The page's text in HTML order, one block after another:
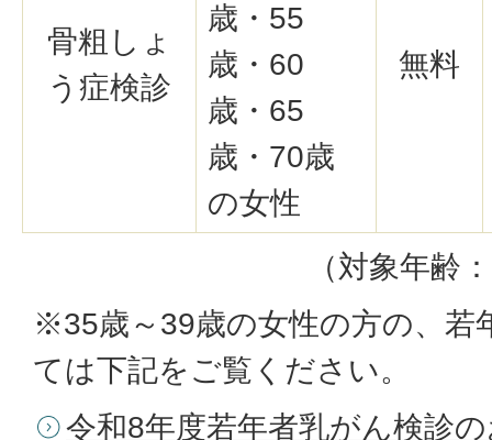
骨粗しょ
う症検診
歳・55
歳・60
歳・65
歳・70歳
の女性
無料
（対象年齢
※35歳～39歳の女性の方の、若
ては下記をご覧ください。
令和8年度若年者乳がん検診